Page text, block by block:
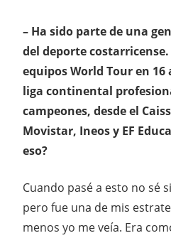
– Ha sido parte de una
del deporte
equipos World Tour en
liga continental
campeones, desde el
Movistar, Ineos y EF
eso?
Cuando pasé a esto no sé
pero fue una de mis
menos yo me veía. Era